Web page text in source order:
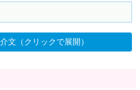
文（クリックで展開）